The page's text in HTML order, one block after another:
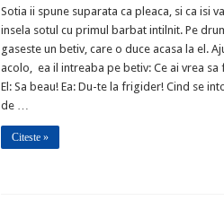
Sotia ii spune suparata ca pleaca, si ca isi va
insela sotul cu primul barbat intilnit. Pe
gaseste un betiv, care o duce acasa la el.
acolo, ea il intreaba pe betiv: Ce ai vrea sa
El: Sa beau! Ea: Du-te la frigider! Cind se
de …
Citeste »